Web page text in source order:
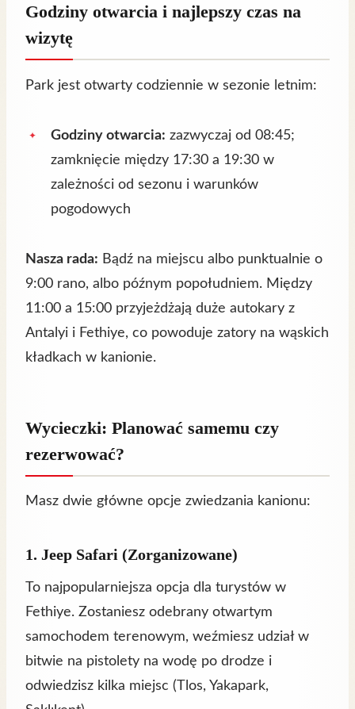
Godziny otwarcia i najlepszy czas na
wizytę
Park jest otwarty codziennie w sezonie letnim:
Godziny otwarcia: zazwyczaj od 08:45;
zamknięcie między 17:30 a 19:30 w
zależności od sezonu i warunków
pogodowych
Nasza rada: Bądź na miejscu albo punktualnie o
9:00 rano, albo późnym popołudniem. Między
11:00 a 15:00 przyjeżdżają duże autokary z
Antalyi i Fethiye, co powoduje zatory na wąskich
kładkach w kanionie.
Wycieczki: Planować samemu czy
rezerwować?
Masz dwie główne opcje zwiedzania kanionu:
1. Jeep Safari (Zorganizowane)
To najpopularniejsza opcja dla turystów w
Fethiye. Zostaniesz odebrany otwartym
samochodem terenowym, weźmiesz udział w
bitwie na pistolety na wodę po drodze i
odwiedzisz kilka miejsc (Tlos, Yakapark,